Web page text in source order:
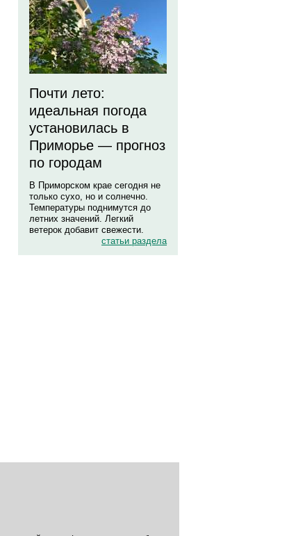
Почти лето:
идеальная погода
установилась в
Приморье — прогноз
по городам
В Приморском крае сегодня не
только сухо, но и солнечно.
Температуры поднимутся до
летних значений. Легкий
ветерок добавит свежести.
статьи раздела